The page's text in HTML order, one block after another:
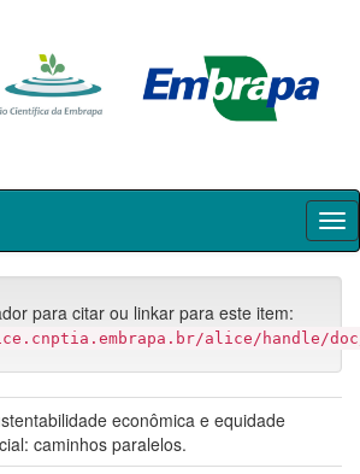
para citar ou linkar para este item:
alice/handle/
econômica e equidade
caminhos paralelos.